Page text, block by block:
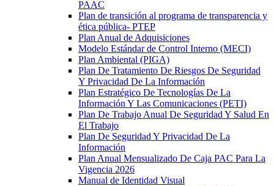
PAAC
Plan de transición al programa de transparencia y
ética pública- РТЕР
Plan Anual de Adquisiciones
Modelo Estándar de Control Interno (MECI)
Plan Ambiental (PIGA)
Plan De Tratamiento De Riesgos De Seguridad
Y Privacidad De La Información
Plan Estratégico De Tecnologías De La
Información Y Las Comunicaciones (PETI)
Plan De Trabajo Anual De Seguridad Y Salud En
El Trabajo
Plan De Seguridad Y Privacidad De La
Información
Plan Anual Mensualizado De Caja PAC Para La
Vigencia 2026
Manual de Identidad Visual